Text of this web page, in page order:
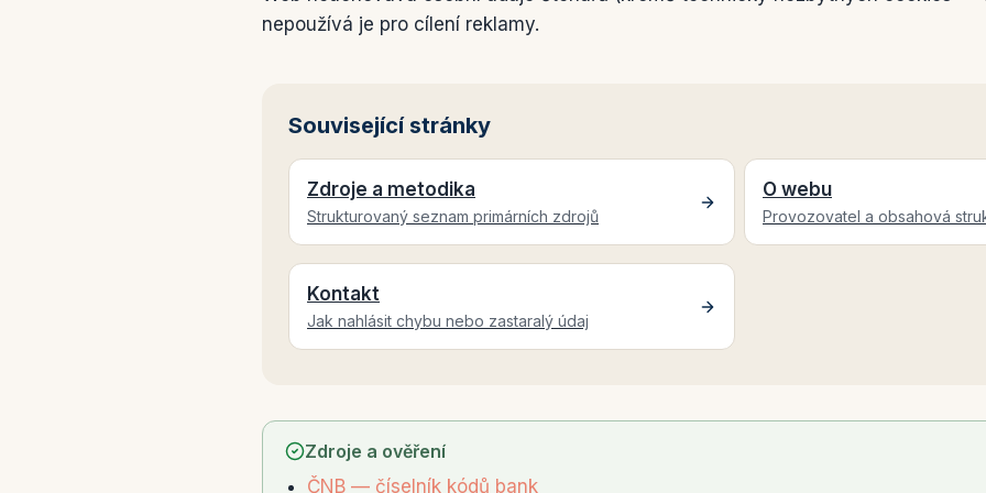
nepoužívá je pro cílení reklamy.
Související stránky
Zdroje a metodika
Strukturovaný seznam primárních zdrojů
O webu
Provozovatel a obsahová
Kontakt
Jak nahlásit chybu nebo zastaralý údaj
Zdroje a ověření
ČNB — číselník kódů bank